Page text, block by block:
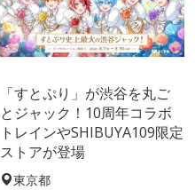
「すとぷり」が渋谷を丸ご
とジャック！10周年コラボ
トレインやSHIBUYA109限定
ストアが登場
東京都